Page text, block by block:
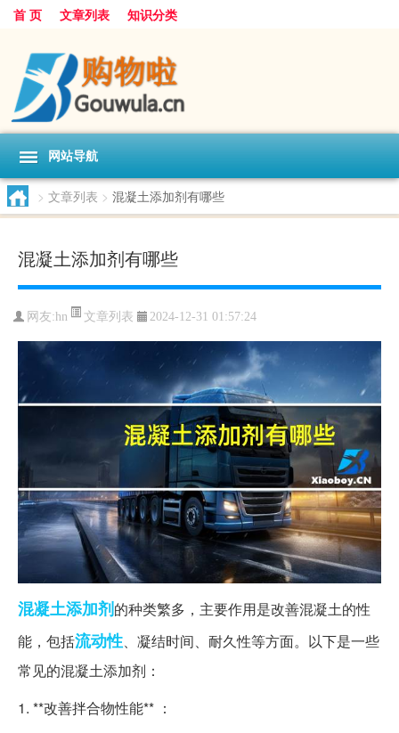
首 页 文章列表 知识分类
网站导航
> 文章列表 > 混凝土添加剂有哪些
混凝土添加剂有哪些
网友:hn 文章列表 2024-12-31 01:57:24
混凝土添加剂的种类繁多，主要作用是改善混凝土的性
能，包括流动性、凝结时间、耐久性等方面。以下是一些
常见的混凝土添加剂：
1. **改善拌合物性能** ：